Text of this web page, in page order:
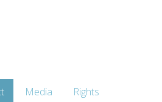
Media Rights